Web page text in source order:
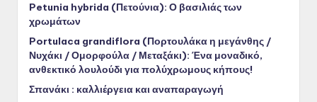
Petunia hybrida (Πετούνια): Ο βασιλιάς των
χρωμάτων
Portulaca grandiflora (Πορτουλάκα η μεγάνθης /
Νυχάκι / Ομορφούλα / Μεταξάκι): Ένα μοναδικό,
ανθεκτικό λουλούδι για πολύχρωμους κήπους!
Σπανάκι : καλλιέργεια και αναπαραγωγή